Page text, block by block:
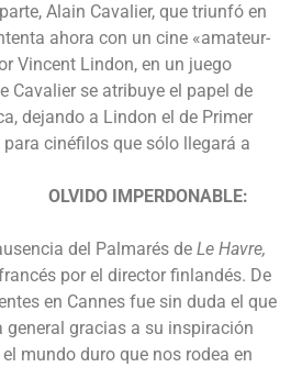
Alain Cavalier, que triunfó en
ahora con un cine «amateur-
Vincent Lindon, en un juego
Cavalier se atribuye el papel de
dejando a Lindon el de Primer
para cinéfilos que sólo llegará a
OLVIDO IMPERDONABLE:
del Palmarés de Le Havre,
por el director finlandés. De
en Cannes fue sin duda el que
gracias a su inspiración
mundo duro que nos rodea en